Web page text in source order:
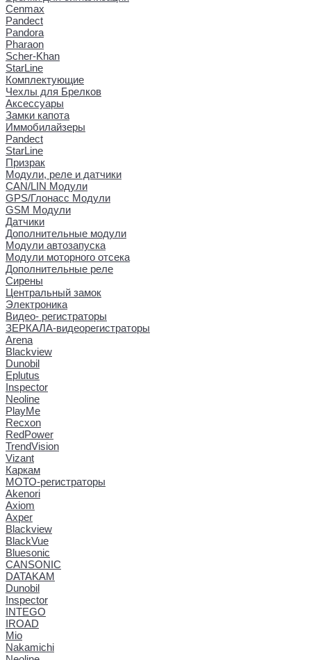
Cenmax
Pandect
Pandora
Pharaon
Scher-Khan
StarLine
Комплектующие
Чехлы для Брелков
Аксессуары
Замки капота
Иммобилайзеры
Pandect
StarLine
Призрак
Модули, реле и датчики
CAN/LIN Модули
GPS/Глонасс Модули
GSM Модули
Датчики
Дополнительные модули
Модули автозапуска
Модули моторного отсека
Дополнительные реле
Сирены
Центральный замок
Электроника
Видео- регистраторы
ЗЕРКАЛА-видеорегистраторы
Arena
Blackview
Dunobil
Eplutus
Inspector
Neoline
PlayMe
Recxon
RedPower
TrendVision
Vizant
Каркам
МОТО-регистраторы
Akenori
Axiom
Axper
Blackview
BlackVue
Bluesonic
CANSONIC
DATAKAM
Dunobil
Inspector
INTEGO
IROAD
Mio
Nakamichi